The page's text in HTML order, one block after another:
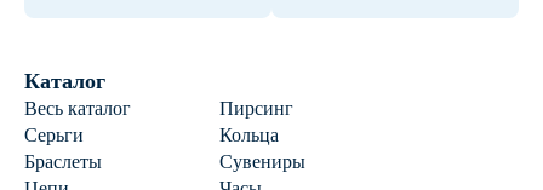
Каталог
Весь каталог
Пирсинг
Серьги
Кольца
Браслеты
Сувениры